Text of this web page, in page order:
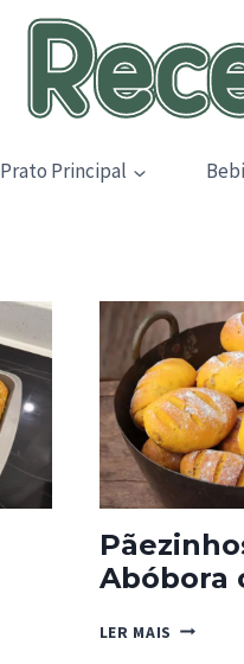
Prato Principal
Abóbora
LER MAIS